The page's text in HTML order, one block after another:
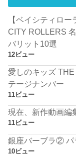
【ベイシティロ
CITY ROLLERS
バリット10選
12ビュー
愛しのキッズ
テージナンバー
11ビュー
現在、新作動画編
11ビュー
銀座バーブラ② パ
10ビュー